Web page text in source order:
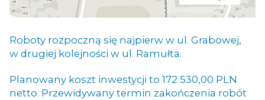
Roboty rozpoczną się najpierw w ul. Grabowej,
w drugiej kolejności w ul. Ramułta.
Planowany koszt inwestycji to 172 530,00 PLN
netto. Przewidywany termin zakończenia robót